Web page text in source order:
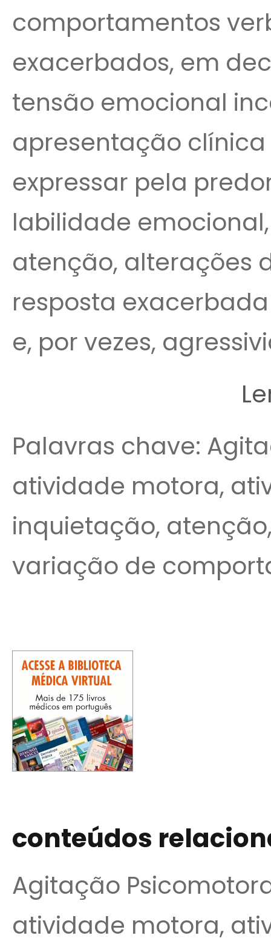
comportamentos
exacerbados, em
tensão emocional
apresentação
expressar pela
labilidade
atenção, alterações
resposta
e, por vezes,
Palavras chave:
atividade motora,
inquietação,
variação de
conteúdos
Agitação
atividade motora,